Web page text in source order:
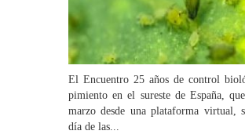
El Encuentro 25 años de control
pimiento en el sureste de España,
marzo desde una plataforma virtual,
día de las...